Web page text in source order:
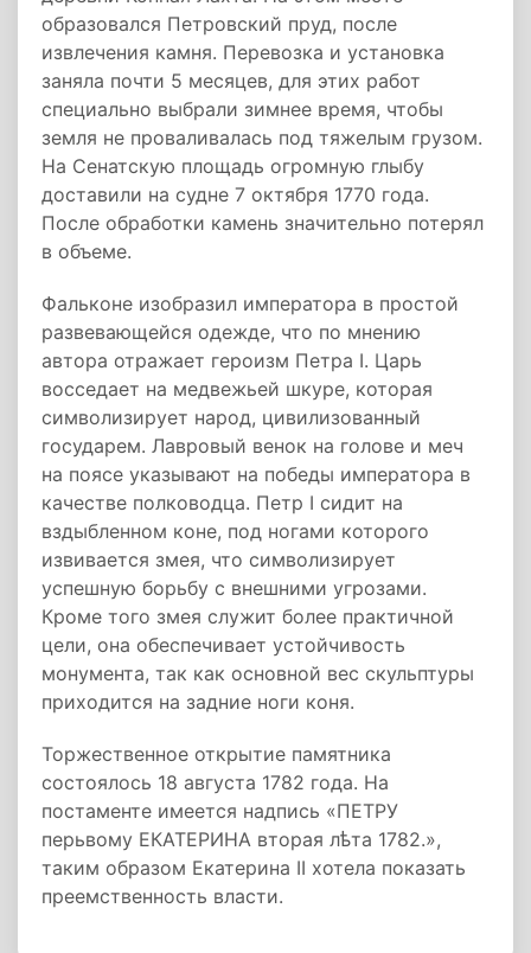
образовался Петровский пруд, после
извлечения камня. Перевозка и установка
заняла почти 5 месяцев, для этих работ
специально выбрали зимнее время, чтобы
земля не проваливалась под тяжелым грузом.
На Сенатскую площадь огромную глыбу
доставили на судне 7 октября 1770 года.
После обработки камень значительно потерял
в объеме.
Фальконе изобразил императора в простой
развевающейся одежде, что по мнению
автора отражает героизм Петра I. Царь
восседает на медвежьей шкуре, которая
символизирует народ, цивилизованный
государем. Лавровый венок на голове и меч
на поясе указывают на победы императора в
качестве полководца. Петр I сидит на
вздыбленном коне, под ногами которого
извивается змея, что символизирует
успешную борьбу с внешними угрозами.
Кроме того змея служит более практичной
цели, она обеспечивает устойчивость
монумента, так как основной вес скульптуры
приходится на задние ноги коня.
Торжественное открытие памятника
состоялось 18 августа 1782 года. На
постаменте имеется надпись «ПЕТРУ
перьвому ЕКАТЕРИНА вторая лѣта 1782.»,
таким образом Екатерина II хотела показать
преемственность власти.